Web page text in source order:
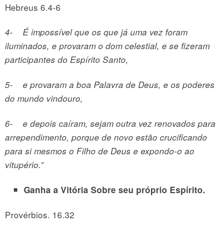
Hebreus 6.4-6
4- É impossível que os que já uma vez foram
iluminados, e provaram o dom celestial, e se fizeram
participantes do Espírito Santo,
5- e provaram a boa Palavra de Deus, e os poderes
do mundo vindouro,
6- e depois caíram, sejam outra vez renovados para
arrependimento, porque de novo estão crucificando
para si mesmos o Filho de Deus e expondo-o ao
vitupério.”
Ganha a VitóriaSobre seu próprio Espírito.
Provérbios. 16.32